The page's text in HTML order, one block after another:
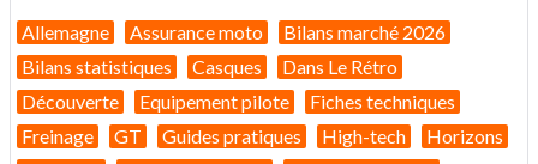
Allemagne Assurance moto
Bilans marché 2026
Bilans statistiques
Casques
Dans Le Rétro
Découverte
Equipement pilote
Fiches techniques
Freinage
GT Guides pratiques High-tech
Horizons